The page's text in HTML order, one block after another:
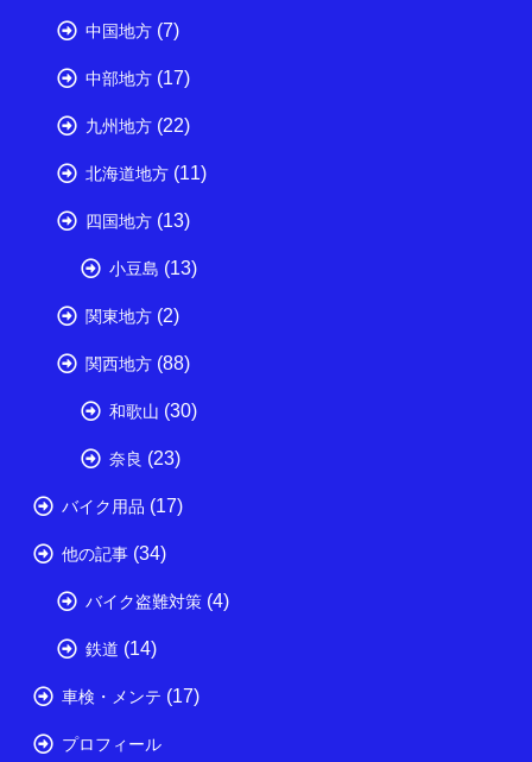
中国地方 (7)
中部地方 (17)
九州地方 (22)
北海道地方 (11)
四国地方 (13)
小豆島 (13)
関東地方 (2)
関西地方 (88)
和歌山 (30)
奈良 (23)
バイク用品 (17)
他の記事 (34)
バイク盗難対策 (4)
鉄道 (14)
車検・メンテ (17)
プロフィール